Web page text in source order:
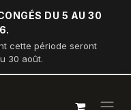
DU 5 AU 30
cette période seront
30 août.